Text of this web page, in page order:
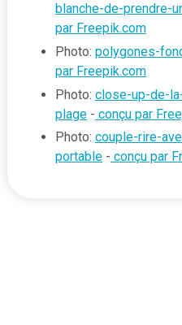
blanche-de-prendre-
par Freepik.com
Photo: polygones-
par Freepik.com
Photo: close-up-de-
plage- conçu par
Photo: couple-rire-
portable- conçu par